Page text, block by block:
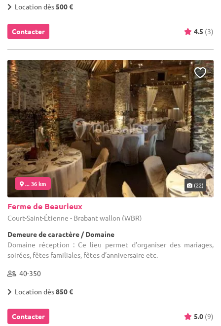
Location dès500 €
Contacter 4.5 (3)
... 36 km (22)
Ferme de Beaurieux
Court-Saint-Étienne - Brabant wallon (WBR)
Demeure de caractère / Domaine
Domaine réception : Ce lieu permet d’organiser des mariages,
soirées, fêtes familiales, fêtes d’anniversaire etc.
40-350
Location dès850 €
Contacter 5.0 (9)